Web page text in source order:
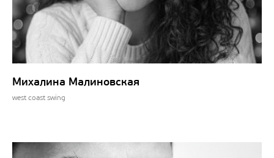
Михалина Малиновская
west coast swing